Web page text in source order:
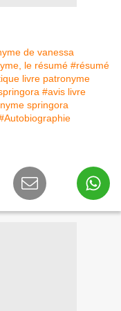
de vanessa
le résumé #résumé
livre patronyme
#avis livre
springora